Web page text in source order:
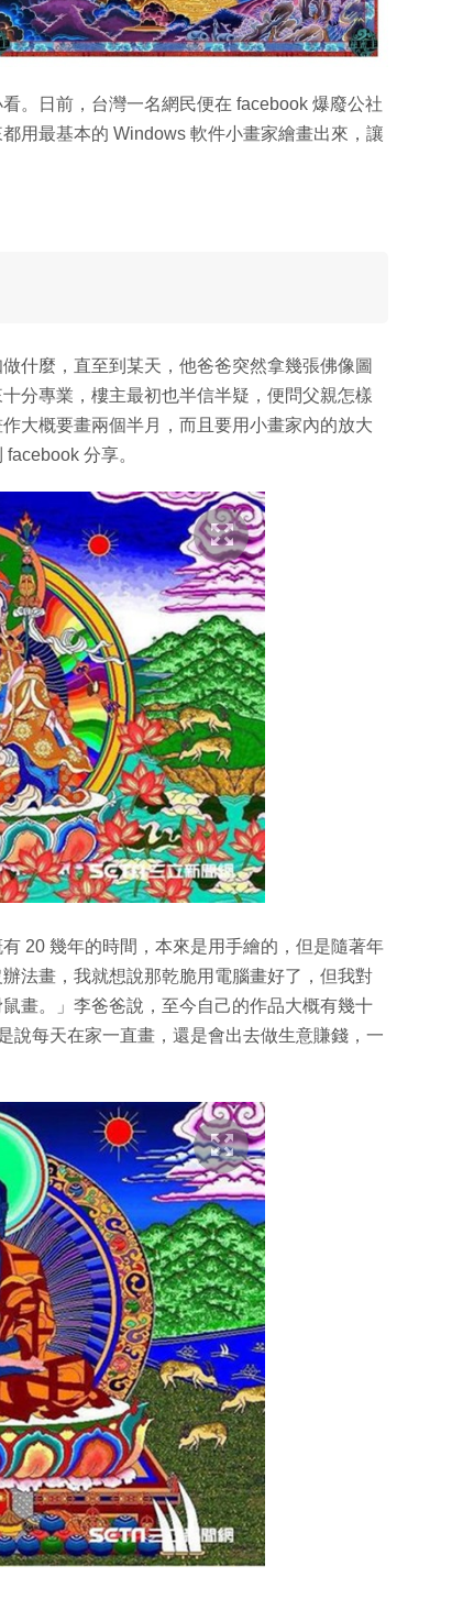
。日前，台灣一名網民便在 facebook 爆廢公社
用最基本的 Windows 軟件小畫家繪畫出來，讓
什麼，直至到某天，他爸爸突然拿幾張佛像圖
分專業，樓主最初也半信半疑，便問父親怎樣
大概要畫兩個半月，而且要用小畫家內的放大
分享。
20 幾年的時間，本來是用手繪的，但是隨著年
法畫，我就想說那乾脆用電腦畫好了，但我對
畫。」李爸爸說，至今自己的作品大概有幾十
說每天在家一直畫，還是會出去做生意賺錢，一